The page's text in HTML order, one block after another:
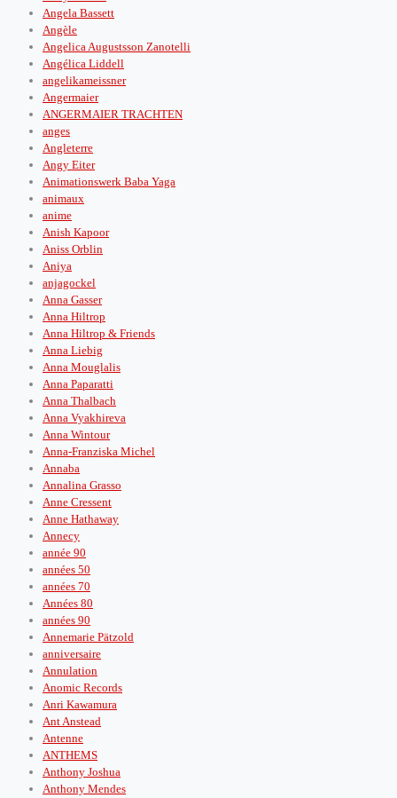
Angela Bassett
Angèle
Angelica Augustsson Zanotelli
Angélica Liddell
angelikameissner
Angermaier
ANGERMAIER TRACHTEN
anges
Angleterre
Angy Eiter
Animationswerk Baba Yaga
animaux
anime
Anish Kapoor
Aniss Orblin
Aniya
anjagockel
Anna Gasser
Anna Hiltrop
Anna Hiltrop & Friends
Anna Liebig
Anna Mouglalis
Anna Paparatti
Anna Thalbach
Anna Vyakhireva
Anna Wintour
Anna-Franziska Michel
Annaba
Annalina Grasso
Anne Cressent
Anne Hathaway
Annecy
année 90
années 50
années 70
Années 80
années 90
Annemarie Pätzold
anniversaire
Annulation
Anomic Records
Anri Kawamura
Ant Anstead
Antenne
ANTHEMS
Anthony Joshua
Anthony Mendes